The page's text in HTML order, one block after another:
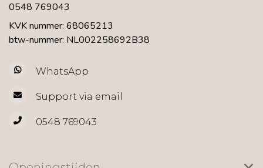
0548 769043
KVK nummer: 68065213
btw-nummer: NL002258692B38
WhatsApp
Support via email
0548 769043